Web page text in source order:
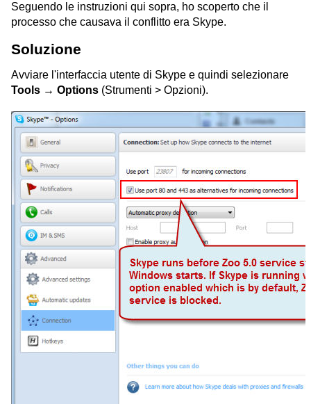
Seguendo le instruzioni qui sopra, ho scoperto che il
processo che causava il conflitto era Skype.
Soluzione
Avviare l'interfaccia utente di Skype e quindi selezionare
Tools → Options (Strumenti > Opzioni).